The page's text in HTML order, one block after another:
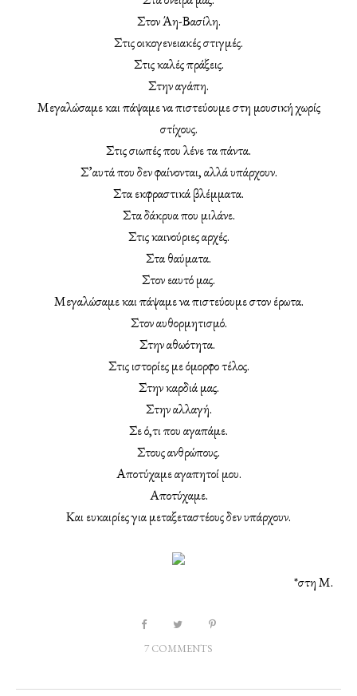
Στον Άη-Βασίλη.
Στις οικογενειακές στιγμές.
Στις καλές πράξεις.
Στην αγάπη.
Μεγαλώσαμε και πάψαμε να πιστεύουμε στη μουσική χωρίς
στίχους.
Στις σιωπές που λένε τα πάντα.
Σ’αυτά που δεν φαίνονται, αλλά υπάρχουν.
Στα εκφραστικά βλέμματα.
Στα δάκρυα που μιλάνε.
Στις καινούριες αρχές.
Στα θαύματα.
Στον εαυτό μας.
Μεγαλώσαμε και πάψαμε να πιστεύουμε στον έρωτα.
Στον αυθορμητισμό.
Στην αθωότητα.
Στις ιστορίες με όμορφο τέλος.
Στην καρδιά μας.
Στην αλλαγή.
Σε ό,τι που αγαπάμε.
Στους ανθρώπους.
Αποτύχαμε αγαπητοί μου.
Αποτύχαμε.
Και ευκαιρίες για μεταξεταστέους δεν υπάρχουν.
*στη Μ.
7 COMMENTS